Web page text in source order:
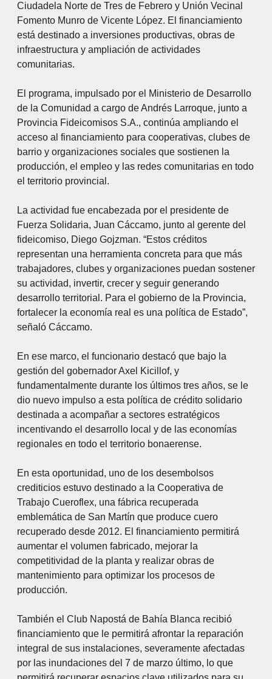
Ciudadela Norte de Tres de Febrero y Unión Vecinal
Fomento Munro de Vicente López. El financiamiento
está destinado a inversiones productivas, obras de
infraestructura y ampliación de actividades
comunitarias.
El programa, impulsado por el Ministerio de Desarrollo
de la Comunidad a cargo de Andrés Larroque, junto a
Provincia Fideicomisos S.A., continúa ampliando el
acceso al financiamiento para cooperativas, clubes de
barrio y organizaciones sociales que sostienen la
producción, el empleo y las redes comunitarias en todo
el territorio provincial.
La actividad fue encabezada por el presidente de
Fuerza Solidaria, Juan Cáccamo, junto al gerente del
fideicomiso, Diego Gojzman. “Estos créditos
representan una herramienta concreta para que más
trabajadores, clubes y organizaciones puedan sostener
su actividad, invertir, crecer y seguir generando
desarrollo territorial. Para el gobierno de la Provincia,
fortalecer la economía real es una política de Estado”,
señaló Cáccamo.
En ese marco, el funcionario destacó que bajo la
gestión del gobernador Axel Kicillof, y
fundamentalmente durante los últimos tres años, se le
dio nuevo impulso a esta política de crédito solidario
destinada a acompañar a sectores estratégicos
incentivando el desarrollo local y de las economías
regionales en todo el territorio bonaerense.
En esta oportunidad, uno de los desembolsos
crediticios estuvo destinado a la Cooperativa de
Trabajo Cueroflex, una fábrica recuperada
emblemática de San Martín que produce cuero
recuperado desde 2012. El financiamiento permitirá
aumentar el volumen fabricado, mejorar la
competitividad de la planta y realizar obras de
mantenimiento para optimizar los procesos de
producción.
También el Club Napostá de Bahía Blanca recibió
financiamiento que le permitirá afrontar la reparación
integral de sus instalaciones, severamente afectadas
por las inundaciones del 7 de marzo último, lo que